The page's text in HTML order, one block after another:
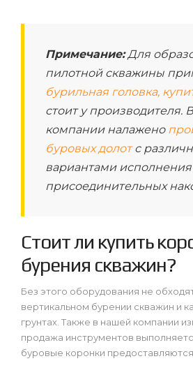
Примечание:Для
пилотной скважины
бурильная головка,
стоит у производителя.
компании налажено
буровых долотс
вариантами исполнения
присоединительных
Стоит ли купить
бурения скважин?
Без этого оборудования не
вертикальном бурении скважин и
грунтах. Также в нашей компании
продажа инструментов
буровые коронки предоставляются